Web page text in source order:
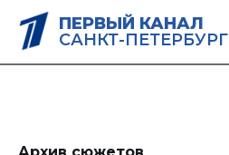
ПЕРВЫЙ КАНАЛ
САНКТ-ПЕТЕРБУРГ